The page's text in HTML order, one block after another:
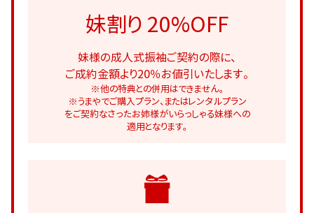
妹割り 20%OFF
妹様の成人式振袖ご契約の際に、
ご成約金額より20％お値引いたします。
※他の特典との併用はできません。
※うまやでご購入プラン、またはレンタルプラン
をご契約なさったお姉様がいらっしゃる妹様への
適用となります。